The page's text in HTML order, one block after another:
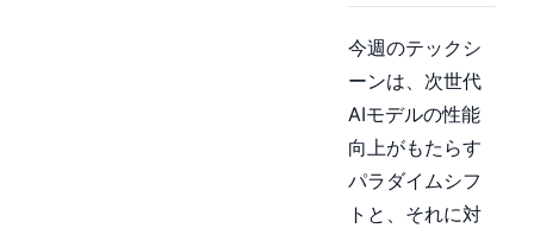
今週のテックシ
ーンは、次世代
AIモデルの性能
向上がもたらす
パラダイムシフ
トと、それに対